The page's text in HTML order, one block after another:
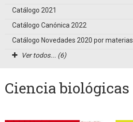
Catálogo 2021
Catálogo Canónica 2022
Catálogo Novedades 2020 por materias
Ver todos... (6)
Ciencia biológicas